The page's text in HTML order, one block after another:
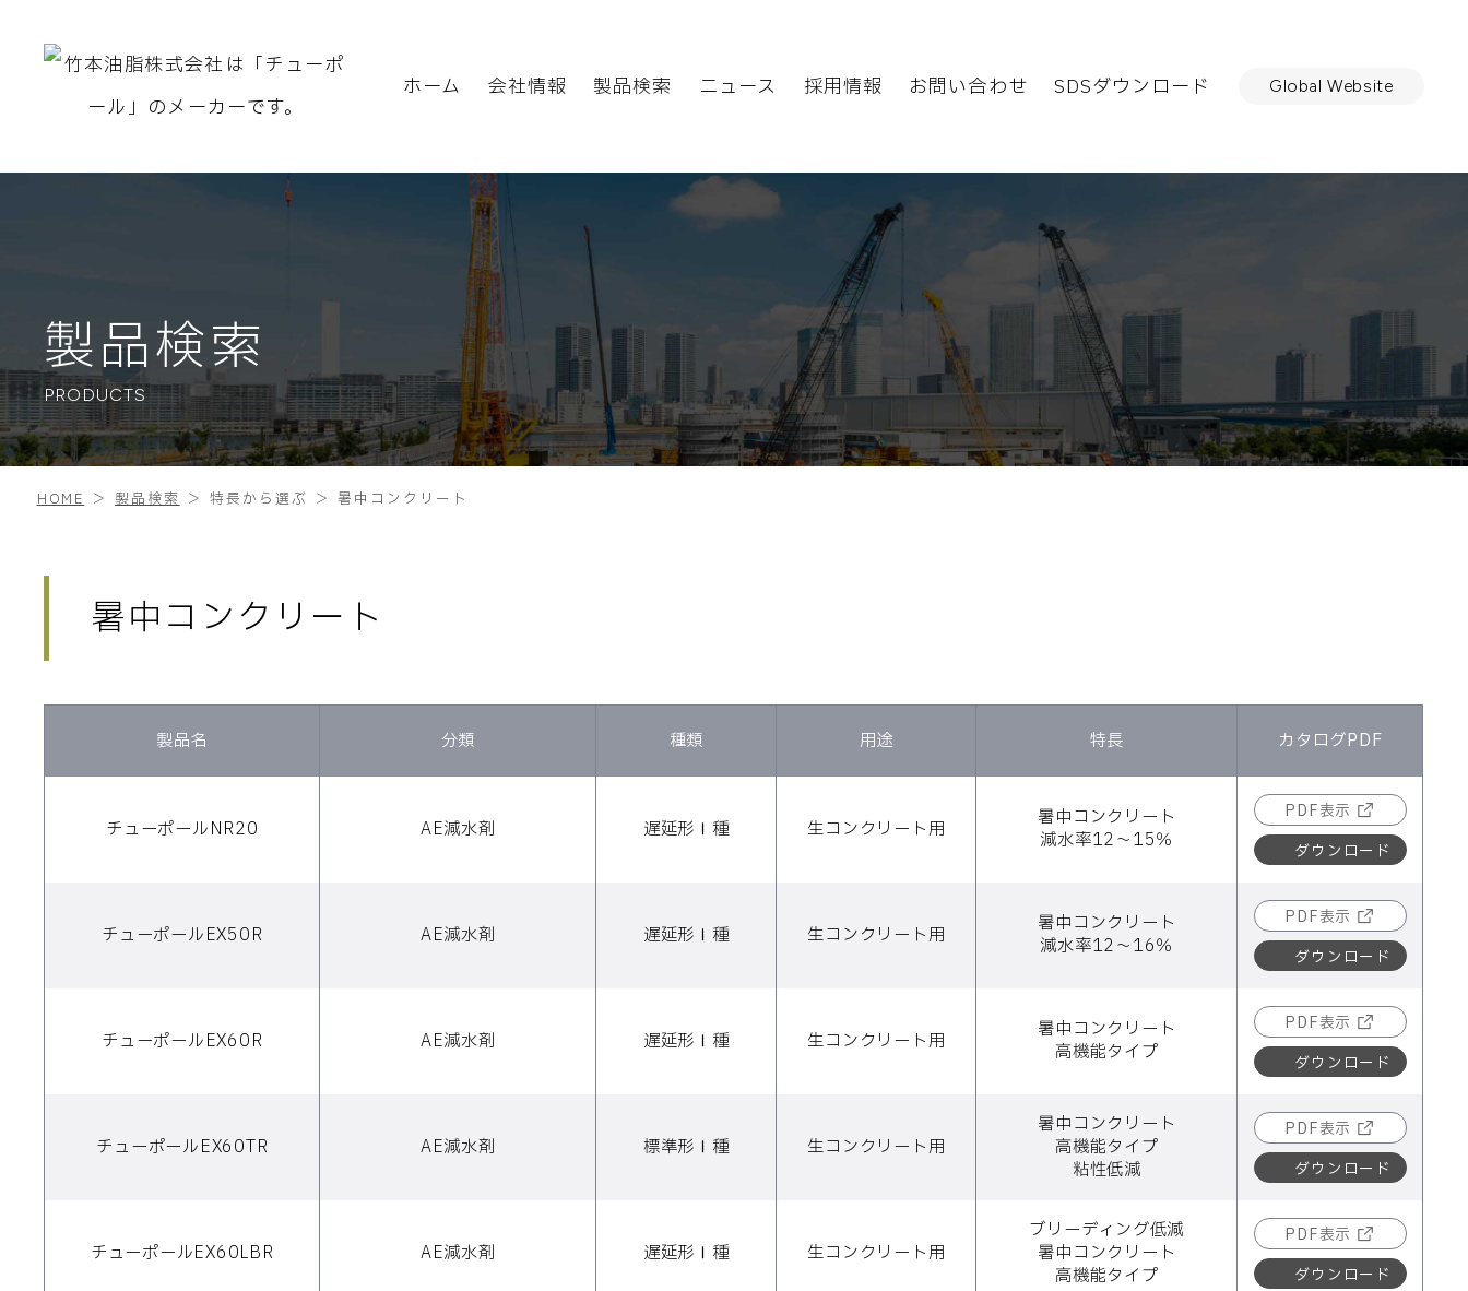
ホーム 会社情報 製品検索 ニュース 採用情報 お問い合わせ SDSダウンロード Global Website
製品検索
PRODUCTS
HOME 製品検索 特長から選ぶ 暑中コンクリート
暑中コンクリート
製品名 分類 種類 用途 特長 カタログPDF
チューポールNR20 AE減水剤 遅延形Ⅰ種 生コンクリート用
暑中コンクリート
減水率12～15％
PDF表示
ダウンロード
チューポールEX50R AE減水剤 遅延形Ⅰ種 生コンクリート用
暑中コンクリート
減水率12～16％
PDF表示
ダウンロード
チューポールEX60R AE減水剤 遅延形Ⅰ種 生コンクリート用
暑中コンクリート
高機能タイプ
PDF表示
ダウンロード
チューポールEX60TR AE減水剤 標準形Ⅰ種 生コンクリート用
暑中コンクリート
高機能タイプ
粘性低減
PDF表示
ダウンロード
チューポールEX60LBR AE減水剤 遅延形Ⅰ種 生コンクリート用
ブリーディング低減
暑中コンクリート
高機能タイプ
PDF表示
ダウンロード